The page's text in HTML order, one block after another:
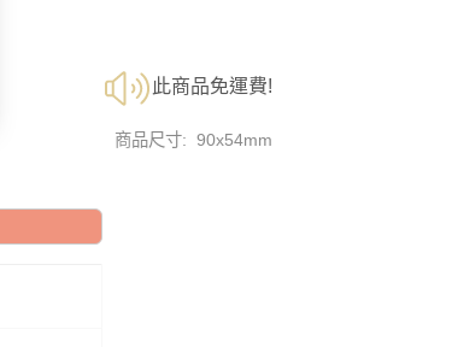
此商品免運費!
商品尺寸: 90x54mm